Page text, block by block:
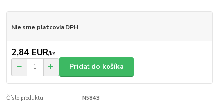
Nie sme platcovia DPH
2,84 EUR/ks
Pridať do košíka
Číslo produktu:
N5843